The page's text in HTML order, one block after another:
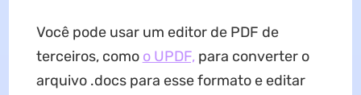
Você pode usar um editor de PDF de
terceiros, como o UPDF,para converter o
arquivo .docs para esse formato e editar